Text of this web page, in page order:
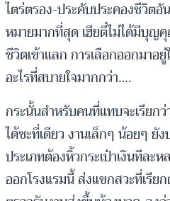
ไตร่ตรอง-ประคับประคองชีวิตอั
หมายมากที่สุด เฮียตี๋ไม่ได้มีบุญ
ชีวิตเข้าแลก การเลือกออกมาอ
อะไรที่สบายใจมากกว่า….
กระนั้นสำหรับคนที่แทบจะเรียก
ได้ซะที่เดียว งานเล็กๆ น้อยๆ ยั
ประเภทต้องหิ้วกระเป๋าเงินทีละ
ออกโรงแรมนี้ ส่งแขกสวะที่เรีย